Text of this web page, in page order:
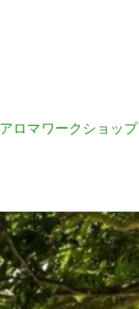
アロマワークショップ